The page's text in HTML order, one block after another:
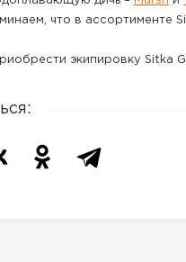
что в ассортименте
экипировку Sitka